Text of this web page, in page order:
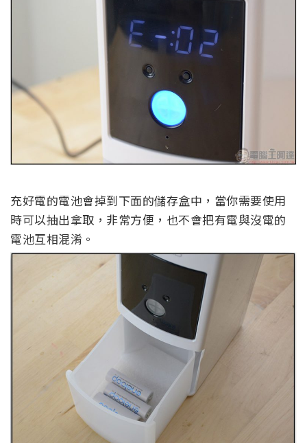
充好電的電池會掉到下面的儲存盒中，當你需要使用
時可以抽出拿取，非常方便，也不會把有電與沒電的
電池互相混淆。